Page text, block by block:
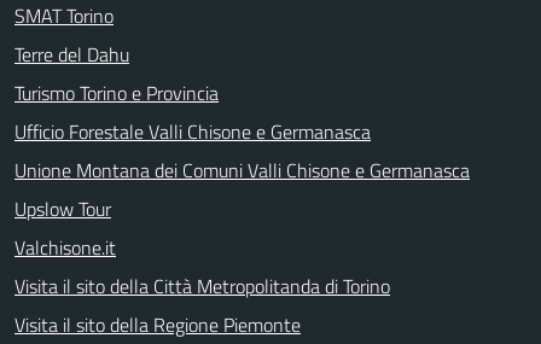
SMAT Torino
Terre del Dahu
Turismo Torino e Provincia
Ufficio Forestale Valli Chisone e Germanasca
Unione Montana dei Comuni Valli Chisone e Germanasca
Upslow Tour
Valchisone.it
Visita il sito della Città Metropolitanda di Torino
Visita il sito della Regione Piemonte